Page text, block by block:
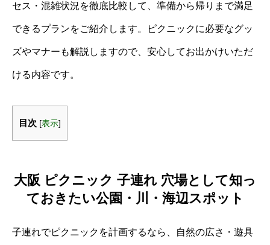
セス・混雑状況を徹底比較して、準備から帰りまで満足
できるプランをご紹介します。ピクニックに必要なグッ
ズやマナーも解説しますので、安心してお出かけいただ
ける内容です。
目次 [表示]
大阪 ピクニック 子連れ 穴場として知っ
ておきたい公園・川・海辺スポット
子連れでピクニックを計画するなら、自然の広さ・遊具